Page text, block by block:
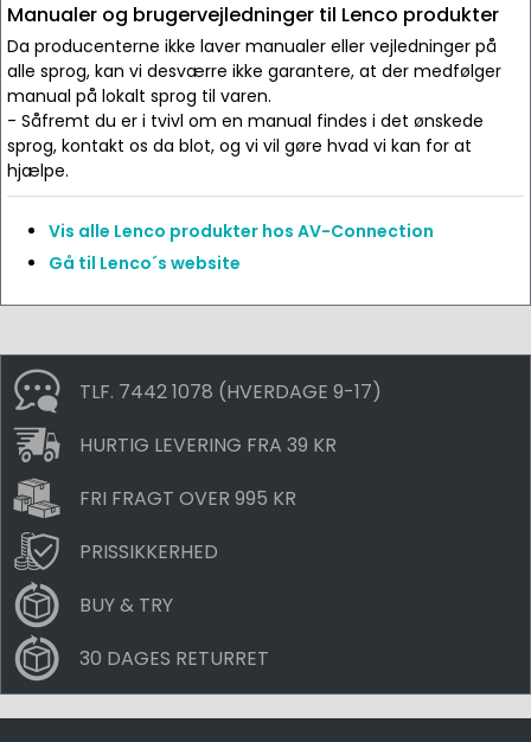
Manualer og brugervejledninger til Lenco produkter
Da producenterne ikke laver manualer eller vejledninger på
alle sprog, kan vi desværre ikke garantere, at der medfølger
manual på lokalt sprog til varen.
- Såfremt du er i tvivl om en manual findes i det ønskede
sprog, kontakt os da blot, og vi vil gøre hvad vi kan for at
hjælpe.
Vis alle Lenco produkter hos AV-Connection
Gå til Lenco´s website
TLF. 7442 1078 (HVERDAGE 9-17)
HURTIG LEVERING FRA 39 KR
FRI FRAGT OVER 995 KR
PRISSIKKERHED
BUY & TRY
30 DAGES RETURRET